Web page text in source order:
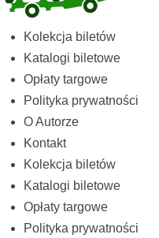
Kolekcja
biletów
komunikacji
miejskiej
kolejowych
Kolekcja biletów
Katalogi biletowe
Opłaty targowe
Polityka prywatności
O Autorze
Kontakt
Kolekcja biletów
Katalogi biletowe
Opłaty targowe
Polityka prywatności